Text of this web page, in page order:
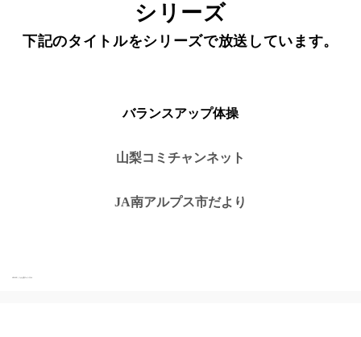
シリーズ
下記のタイトルをシリーズで放送しています。
バランスアップ体操
山梨コミチャンネット
JA南アルプス市だより